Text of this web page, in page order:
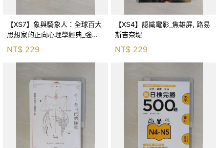
【XS7】象與騎象人：全球百大
思想家的正向心理學經典_強納
NT$ 229
【XS4】認識電影_焦雄屏, 路易
斯吉奈堤
NT$ 229